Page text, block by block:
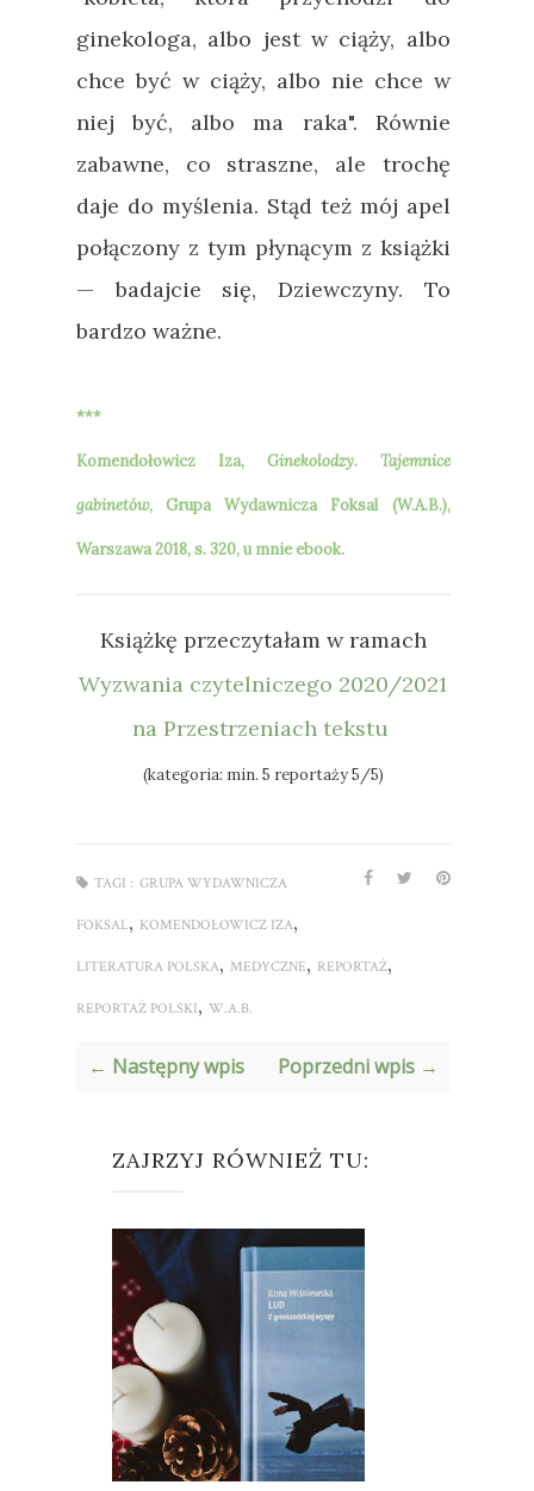
ginekologa, albo jest w ciąży, albo
chce być w ciąży, albo nie chce w
niej być, albo ma raka". Równie
zabawne, co straszne, ale trochę
daje do myślenia. Stąd też mój apel
połączony z tym płynącym z książki
— badajcie się, Dziewczyny. To
bardzo ważne.
***
Komendołowicz Iza, Ginekolodzy. Tajemnice
gabinetów, Grupa Wydawnicza Foksal (W.A.B.),
Warszawa 2018, s. 320, u mnie ebook.
Książkę przeczytałam w ramach
Wyzwania czytelniczego 2020/2021
na Przestrzeniach tekstu
(kategoria: min. 5 reportaży 5/5)
TAGI : GRUPA WYDAWNICZA
FOKSAL, KOMENDOŁOWICZ IZA,
LITERATURA POLSKA, MEDYCZNE, REPORTAŻ,
REPORTAŻ POLSKI, W.A.B.
← Następny wpis Poprzedni wpis →
ZAJRZYJ RÓWNIEŻ TU: